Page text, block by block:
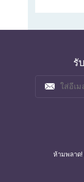
รั
ห้ามพลาด!